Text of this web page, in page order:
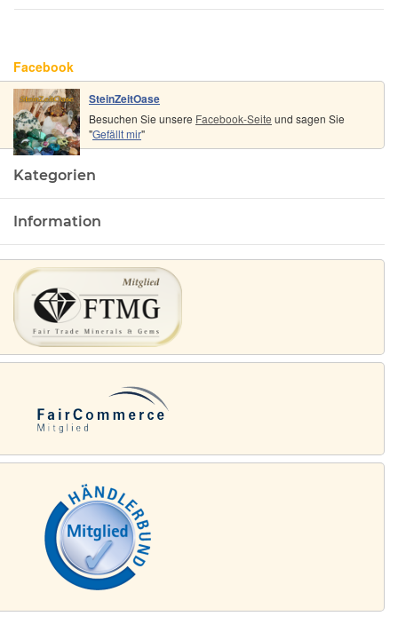
Facebook
SteinZeitOase
Besuchen Sie unsere Facebook-Seite und sagen Sie
"Gefällt mir"
Kategorien
Information